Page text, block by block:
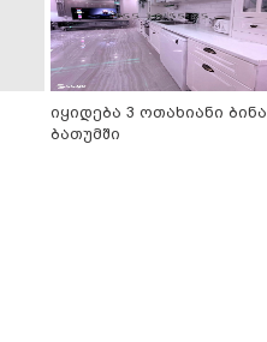
იყიდება 3 ოთახიანი ბინა
ბათუმში